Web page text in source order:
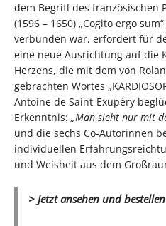
dem Begriff des französischen
(1596 – 1650) „Cogito ergo
verbunden war, erfordert für
eine neue Ausrichtung auf die
Herzens, die mit dem von
gebrachten Wortes
Antoine de Saint-Exupéry
Erkenntnis: „Man sieht nur mit
und die sechs Co-Autorinnen
individuellen
und Weisheit aus dem
> Jetzt ansehen und